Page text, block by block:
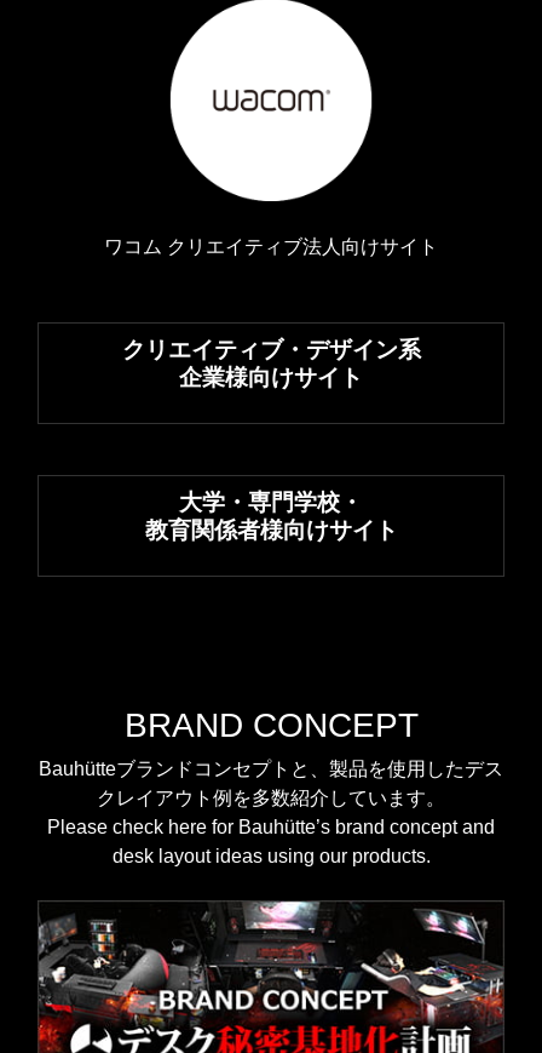
ワコム クリエイティブ法人向けサイト
クリエイティブ・デザイン系
企業様向けサイト
大学・専門学校・
教育関係者様向けサイト
BRAND CONCEPT
Bauhütteブランドコンセプトと、製品を使用したデス
クレイアウト例を多数紹介しています。
Please check here for Bauhütte’s brand concept and
desk layout ideas using our products.